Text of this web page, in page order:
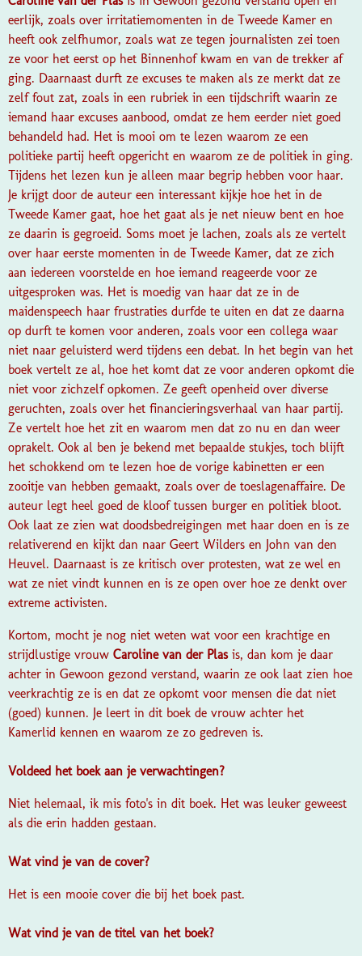
eerlijk, zoals over irritatiemomenten in de Tweede Kamer en
heeft ook zelfhumor, zoals wat ze tegen journalisten zei toen
ze voor het eerst op het Binnenhof kwam en van de trekker af
ging. Daarnaast durft ze excuses te maken als ze merkt dat ze
zelf fout zat, zoals in een rubriek in een tijdschrift waarin ze
iemand haar excuses aanbood, omdat ze hem eerder niet goed
behandeld had. Het is mooi om te lezen waarom ze een
politieke partij heeft opgericht en waarom ze de politiek in ging.
Tijdens het lezen kun je alleen maar begrip hebben voor haar.
Je krijgt door de auteur een interessant kijkje hoe het in de
Tweede Kamer gaat, hoe het gaat als je net nieuw bent en hoe
ze daarin is gegroeid. Soms moet je lachen, zoals als ze vertelt
over haar eerste momenten in de Tweede Kamer, dat ze zich
aan iedereen voorstelde en hoe iemand reageerde voor ze
uitgesproken was. Het is moedig van haar dat ze in de
maidenspeech haar frustraties durfde te uiten en dat ze daarna
op durft te komen voor anderen, zoals voor een collega waar
niet naar geluisterd werd tijdens een debat. In het begin van het
boek vertelt ze al, hoe het komt dat ze voor anderen opkomt die
niet voor zichzelf opkomen. Ze geeft openheid over diverse
geruchten, zoals over het financieringsverhaal van haar partij.
Ze vertelt hoe het zit en waarom men dat zo nu en dan weer
oprakelt. Ook al ben je bekend met bepaalde stukjes, toch blijft
het schokkend om te lezen hoe de vorige kabinetten er een
zooitje van hebben gemaakt, zoals over de toeslagenaffaire. De
auteur legt heel goed de kloof tussen burger en politiek bloot.
Ook laat ze zien wat doodsbedreigingen met haar doen en is ze
relativerend en kijkt dan naar Geert Wilders en John van den
Heuvel. Daarnaast is ze kritisch over protesten, wat ze wel en
wat ze niet vindt kunnen en is ze open over hoe ze denkt over
extreme activisten.
Kortom, mocht je nog niet weten wat voor een krachtige en
strijdlustige vrouw Caroline van der Plas is, dan kom je daar
achter in Gewoon gezond verstand, waarin ze ook laat zien hoe
veerkrachtig ze is en dat ze opkomt voor mensen die dat niet
(goed) kunnen. Je leert in dit boek de vrouw achter het
Kamerlid kennen en waarom ze zo gedreven is.
Voldeed het boek aan je verwachtingen?
Niet helemaal, ik mis foto's in dit boek. Het was leuker geweest
als die erin hadden gestaan.
Wat vind je van de cover?
Het is een mooie cover die bij het boek past.
Wat vind je van de titel van het boek?